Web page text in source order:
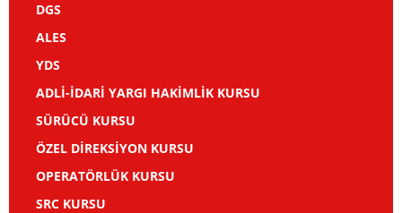
DGS
ALES
YDS
ADLİ-İDARİ YARGI HAKİMLİK KURSU
SÜRÜCÜ KURSU
ÖZEL DİREKSİYON KURSU
OPERATÖRLÜK KURSU
SRC KURSU